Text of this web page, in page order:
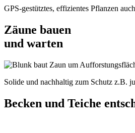
GPS-gestütztes, effizientes Pflanzen
Zäune bauen
und warten
Solide und nachhaltig zum Schutz z.B.
Becken und Teiche